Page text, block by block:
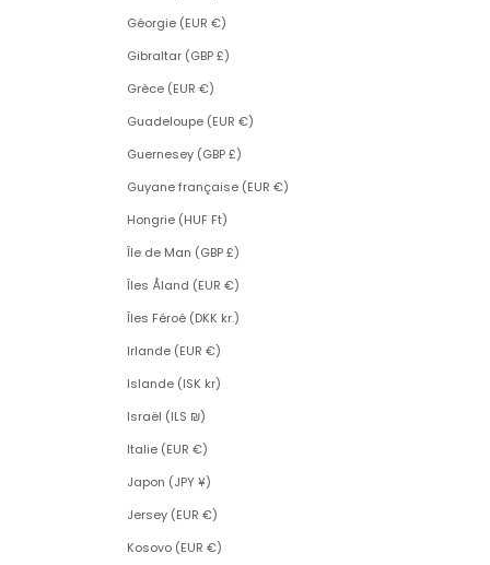
Géorgie (EUR €)
Gibraltar (GBP £)
Grèce (EUR €)
Guadeloupe (EUR €)
Guernesey (GBP £)
Guyane française (EUR €)
Hongrie (HUF Ft)
Île de Man (GBP £)
Îles Åland (EUR €)
Îles Féroé (DKK kr.)
Irlande (EUR €)
Islande (ISK kr)
Israël (ILS ₪)
Italie (EUR €)
Japon (JPY ¥)
Jersey (EUR €)
Kosovo (EUR €)